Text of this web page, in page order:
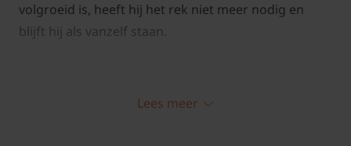
volgroeid is, heeft hij het rek niet meer nodig en
blijft hij als vanzelf staan.
Lees meer